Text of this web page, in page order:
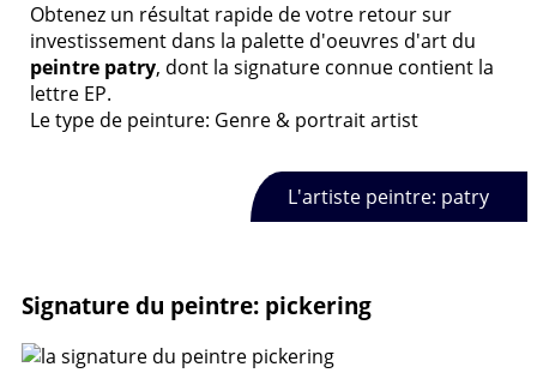
Obtenez un résultat rapide de votre retour sur
investissement dans la palette d'oeuvres d'art du
peintre patry, dont la signature connue contient la
lettre EP.
Le type de peinture: Genre & portrait artist
L'artiste peintre: patry
Signature du peintre: pickering